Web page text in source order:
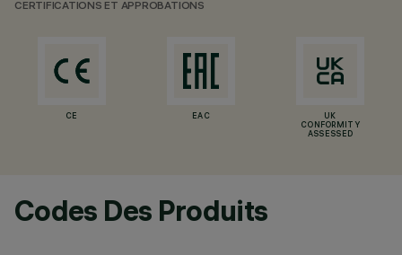
CERTIFICATIONS ET APPROBATIONS
CE EAC
UK
CONFORMITY
ASSESSED
Codes Des Produits